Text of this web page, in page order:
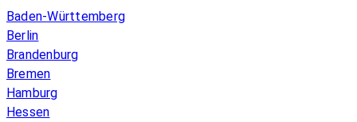
Baden-Württemberg
Berlin
Brandenburg
Bremen
Hamburg
Hessen